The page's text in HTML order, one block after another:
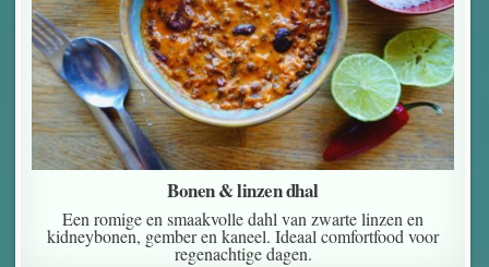
Bonen & linzen dhal
Een romige en smaakvolle dahl van zwarte linzen en
kidneybonen, gember en kaneel. Ideaal comfortfood voor
regenachtige dagen.